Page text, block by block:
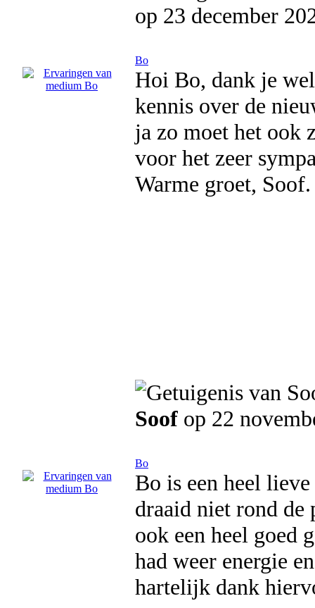
op 23 december
Bo
Hoi Bo, dank je
kennis over de
ja zo moet het ook
voor het zeer
Warme groet, Soof.
Soof op 22
Bo
Bo is een heel
draaid niet rond de
ook een heel goed
had weer energie
hartelijk dank